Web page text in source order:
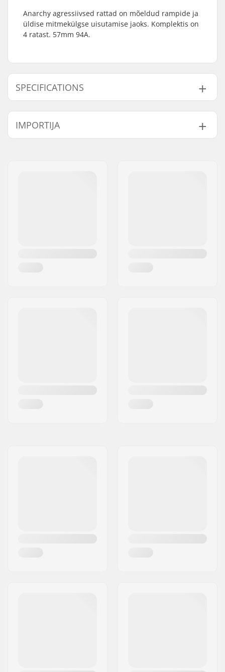
Anarchy agressiivsed rattad on mõeldud rampide ja
üldise mitmekülgse uisutamise jaoks. Komplektis on
4 ratast. 57mm 94A.
SPECIFICATIONS
Ratta läbimõõt:
57mm
Ratta kõvadus:
Rattad pakendi kohta:
4
IMPORTIJA